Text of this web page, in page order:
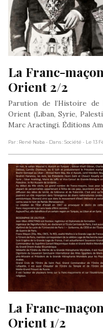
La Franc-
Orient 2/2
Parution de l’Histoire de
Orient (Liban, Syrie,
Marc Aractingi. Éditions
Par : René Naba - Dans : Société - Le 13
La Franc-
Orient 1/2